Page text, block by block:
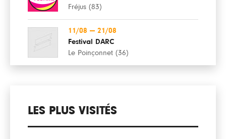
Fréjus (83)
11/08 — 21/08
Festival DARC
Le Poinçonnet (36)
LES PLUS VISITÉS